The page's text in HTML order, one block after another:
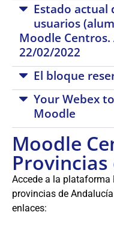
Estado actual
usuarios
Moodle
22/02/2022
El bloque
Your Webex
Moodle
Moodle
Accede a la plataforma
provincias de
enlaces: